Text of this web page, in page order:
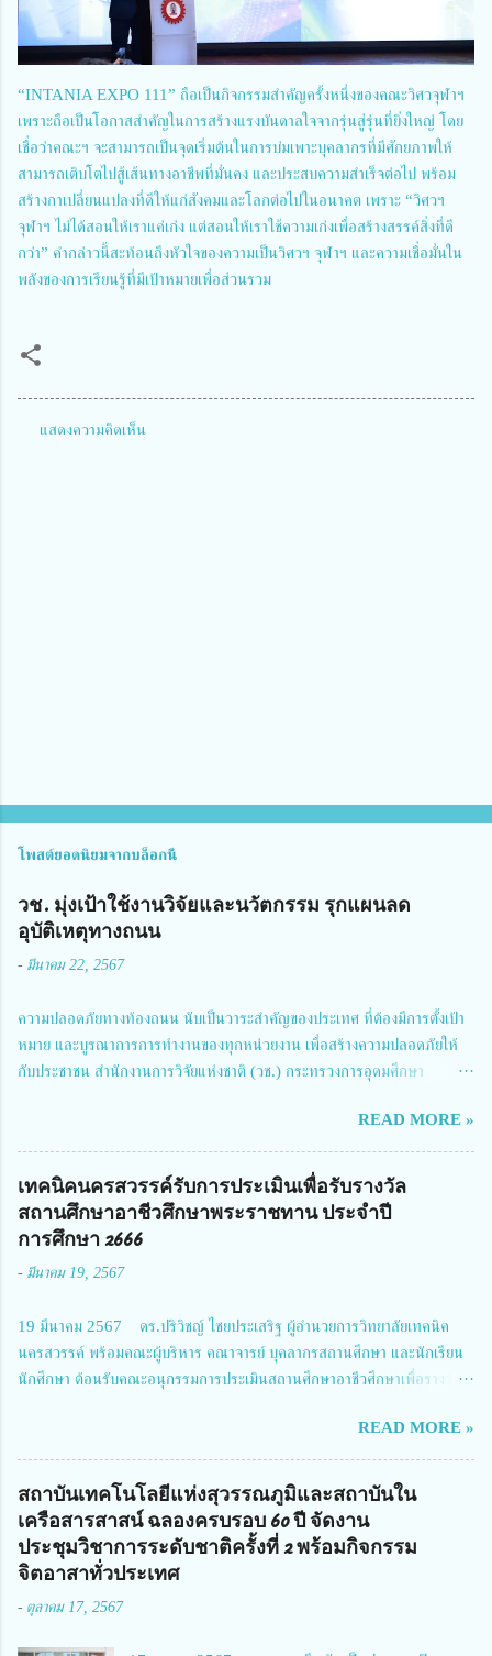
“INTANIA EXPO 111” ถือเป็นกิจกรรมสำคัญครั้งหนึ่งของคณะวิศวจุฬาฯ
เพราะถือเป็นโอกาสสำคัญในการสร้างแรงบันดาลใจจากรุ่นสู่รุ่นที่ยิ่งใหญ่ โดย
เชื่อว่าคณะฯ จะสามารถเป็นจุดเริ่มต้นในการบ่มเพาะบุคลากรที่มีศักยภาพให้
สามารถเติบโตไปสู้เส้นทางอาชีพที่มั่นคง และประสบความสำเร็จต่อไป พร้อม
สร้างกาเปลี่ยนแปลงที่ดีให้แก่สังคมและโลกต่อไปในอนาคต เพราะ “วิศวฯ
จุฬาฯ ไม่ได้สอนให้เราแค่เก่ง แต่สอนให้เราใช้ความเก่งเพื่อสร้างสรรค์สิ่งที่ดี
กว่า” คำกล่าวนี้สะท้อนถึงหัวใจของความเป็นวิศวฯ จุฬาฯ และความเชื่อมั่นใน
พลังของการเรียนรู้ที่มีเป้าหมายเพื่อส่วนรวม
แสดงความคิดเห็น
โพสต์ยอดนิยมจากบล็อกนี้
วช. มุ่งเป้าใช้งานวิจัยและนวัตกรรม รุกแผนลด
อุบัติเหตุทางถนน
- มีนาคม 22, 2567
ความปลอดภัยทางท้องถนน นับเป็นวาระสำคัญของประเทศ ที่ต้องมีการตั้งเป้า
หมาย และบูรณาการการทำงานของทุกหน่วยงาน เพื่อสร้างความปลอดภัยให้
กับประชาชน สำนักงานการวิจัยแห่งชาติ (วช.) กระทรวงการอุดมศึกษา
สมาคมวิศวกรรมชีวการแพทย์ไทย จัดการประชุมเผยแพร่ผลการดำเนินงาน
โครงการการวิจัยเชิงปฏิบัติการโดยบูรณาการทุกภาคส่วน เพื่อลดอุบัติเหตุและ
การเสียชีวิตให้สอดคล้องกับเป้าหมายแผนแม่บทฉบับที่ 5 ในวันที่ 22 มีนาคม
2567 โดยมี ดร.วิภารัตน์ ดีอ่อง ผู้อำนวยการสำนักงานการวิจัยแห่งชาติ เป็น
ประธานในพิธีเปิดพร้อมให้นโยบายการผลักดันงานวิจัยเพื่อความปลอดภัยทาง
การประชุมในครั้งนี้ นางสาวสตตกมล เกียรติพานิช ผู้อำนวยการกองบริหารทุน
Richmond Stylish Convention Hotel จังหวัดนนทบุรี ดร.วิภารัตน์ ดีอ่อง
ผู้อำนวยการสำนักงานการวิจัยแห่งชาติ กล่าวว่า วช. ในฐานะหน่วยงานบริหาร
จัดการทุนวิจัยและนวัตกรรมได้เล็งเห็นถึงความสำคัญของกา...
READ MORE »
เทคนิคนครสวรรค์รับการประเมินเพื่อรับรางวัล
สถานศึกษาอาชีวศึกษาพระราชทาน ประจำปี
การศึกษา 2666
- มีนาคม 19, 2567
19 มีนาคม 2567 ดร.ปริวิชญ์ ไชยประเสริฐ ผู้อำนวยการวิทยาลัยเทคนิค
นครสวรรค์ พร้อมคณะผู้บริหาร คณาจารย์ บุคลากรสถานศึกษา และนักเรียน
นักศึกษา ต้อนรับคณะอนุกรรมการประเมินสถานศึกษาอาชีวศึกษาเพื่อรางวัล
นายจักรภพ เนวะมาตย์ ผู้อำนวยการวิทยาลัยเทคนิคตาก ประธานคณะอนุกร
รมการฯ 1.นายวณิชา คณะใน ผู้ทรงคุณวุฒิ 2.นายภัทธาวุธ โพธา ผู้อำนวย
การวิทยาลัยสารพัดช่างกำแพงเพชร 3.นางสาวหัตถาภรณ์ เสาร์เรือน ผู้อำนวย
การวิทยาลัยการอาชีพบ้านตาก 4.นางเพ็ญศรี ขุนทอง ผู้อำนวยการวิทยาลัย
การอาชีพรัตนประสิทธิ์วิทย์ 5.นายธเนศ คงวังทอง ผู้อำนวยการวิทยาลัย
เกษตรและเทคโนโลยีพิจิตร 6.นายชัยณรงค์ คชมาตย์ ผู้อำนวยการวิทยาลัย
8.นายณัฐกฤต ภูทวี รองผู้อำนวยการวิทยาลัยเทคนิคตาก นายจักรภพ กล่าว
ว่า วิทยาลัยเทคนิคนครสวรรค์เป็นสถานศึกษาขนาดใหญ่พิเศษ มีความเป็นมาที่
READ MORE »
สถาบันเทคโนโลยีแห่งสุวรรณภูมิและสถาบันใน
เครือสารสาสน์ ฉลองครบรอบ 60 ปี จัดงาน
ประชุมวิชาการระดับชาติครั้งที่ 2 พร้อมกิจกรรม
จิตอาสาทั่วประเทศ
- ตุลาคม 17, 2567